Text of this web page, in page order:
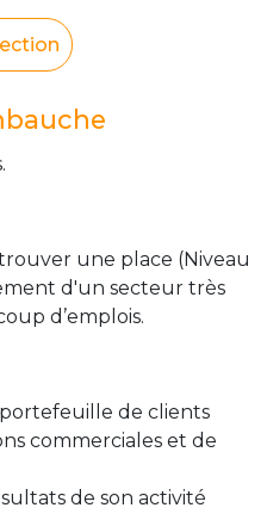
une place (Niveau
d'un secteur très
d’emplois.
de clients
commerciales et de
de son activité